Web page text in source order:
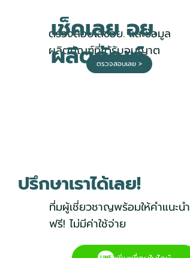
ตรวจสอบเลขอย. และข้อมูล
ผลิตภัณฑ์ที่ได้รับอนุญาต
เช็คเลย อย.
ผลิตภัณฑ์
ตรวจสอบเลย >
ปรึกษาเราได้เลย!
ที่มผู้เชี่ยวชาญพร้อมให้คำแนะนำ
ฟรี! ไม่มีค่าใช้จ่าย